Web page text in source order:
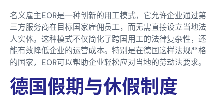
名义雇主EOR是一种创新的用工模式，它允许企业通过第
三方服务商在目标国家雇佣员工，而无需直接设立当地法
人实体。这种模式不仅简化了跨国用工的法律复杂性，还
能有效降低企业的运营成本。特别是在德国这样法规严格
的国家，EOR可以帮助企业轻松应对当地的劳动法要求。
德国假期与休假制度